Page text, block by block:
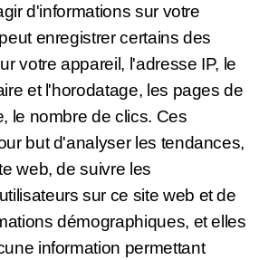
d'informations sur votre
enregistrer certains des
votre appareil, l'adresse IP, le
et l'horodatage, les pages de
le nombre de clics. Ces
but d'analyser les tendances,
web, de suivre les
sur ce site web et de
démographiques, et elles
information permettant